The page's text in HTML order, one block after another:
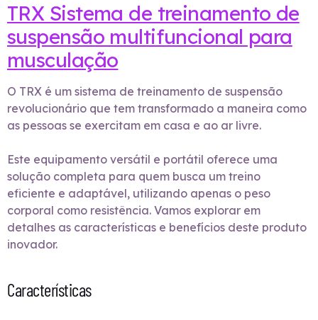
TRX Sistema de treinamento de
suspensão multifuncional para
musculação
O TRX é um sistema de treinamento de suspensão
revolucionário que tem transformado a maneira como
as pessoas se exercitam em casa e ao ar livre.
Este equipamento versátil e portátil oferece uma
solução completa para quem busca um treino
eficiente e adaptável, utilizando apenas o peso
corporal como resistência. Vamos explorar em
detalhes as características e benefícios deste produto
inovador.
Características